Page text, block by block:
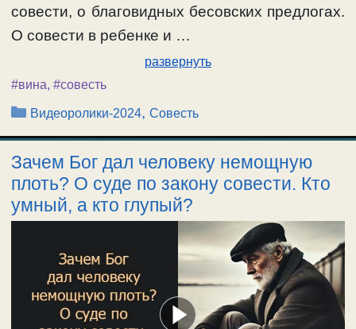
совести, о благовидных бесовских предлогах.
О совести в ребенке и …
развернуть
#вина, #совесть
Рубрики
Видеоролики-2024,Совесть
Зачем Бог дал человеку немощную
плоть? О суде по закону совести. Кто
умный, а кто глупый?